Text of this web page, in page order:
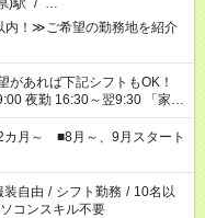
)駅 / …
！≫ご希望の勤務地を紹介
勤 16:30～翌9:30 「家族
て夕飯の準備がしたい」
ど、ご希望を教えてください
合計で週40時間を超える場
カ月～ ■8月～、9月スタート
装自由 / シフト勤務 / 10名以
コンスキル不要